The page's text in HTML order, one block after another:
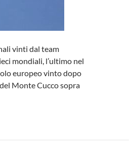
vinti dal team
mondiali, l’ultimo nel
europeo vinto dopo
Monte Cucco sopra
deltaplano: Italia e Alessandro